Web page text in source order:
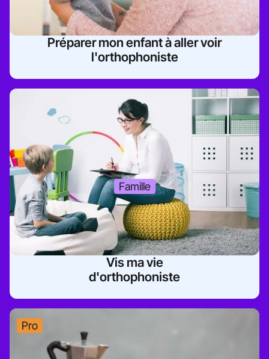
Préparer mon enfant à aller voir
l'orthophoniste
Famille
Vis ma vie
d'orthophoniste
Pro